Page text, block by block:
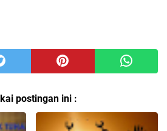
postingan ini :